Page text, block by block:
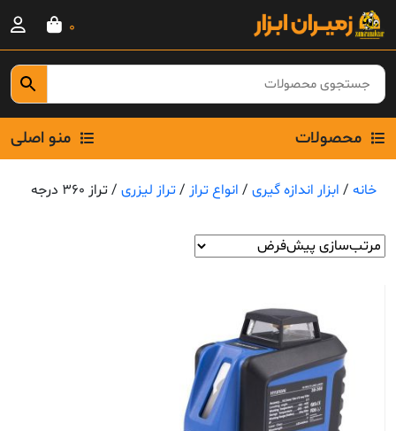
Skip
content
0
محصولات منو اصلی
خانه / ابزار اندازه گیری / انواع تراز /تراز لیزری / تراز 360 درجه